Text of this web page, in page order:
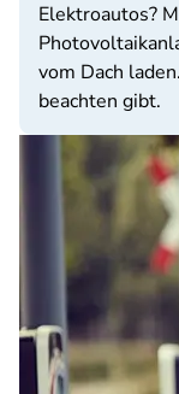
Elektroautos?
vom Dach
beachten gibt.